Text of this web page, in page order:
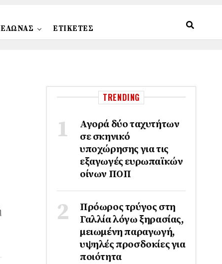
ΕΤΙΚΕΤΕΣ
TRENDING
Αγορά δύο ταχυτήτων
σε σκηνικό
υποχώρησης για τις
εξαγωγές ευρωπαϊκών
οίνων ΠΟΠ
Πρόωρος τρύγος στη
Γαλλία λόγω ξηρασίας,
μειωμένη παραγωγή,
υψηλές προσδοκίες για
ποιότητα